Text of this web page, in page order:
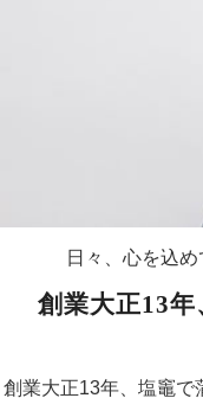
日々、心を込
創業大正13
創業大正13年、塩竈で